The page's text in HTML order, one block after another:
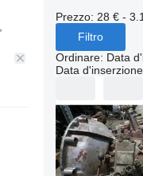
Prezzo: 28 € -
Filtro
Ordinare: Data
Data d'inserzione